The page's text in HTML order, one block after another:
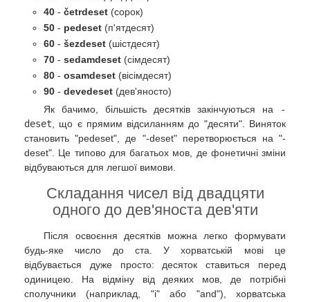
40 - četrdeset (сорок)
50 - pedeset (п'ятдесят)
60 - šezdeset (шістдесят)
70 - sedamdeset (сімдесят)
80 - osamdeset (вісімдесят)
90 - devedeset (дев'яносто)
Як бачимо, більшість десятків закінчуються на
-
deset , що є прямим відсиланням до "десяти". Виняток
становить "pedeset", де "-deset" перетворюється на "-
deset". Це типово для багатьох мов, де фонетичні зміни
відбуваються для легшої вимови.
Складання чисел від двадцяти
одного до дев'яноста дев'яти
Після освоєння десятків можна легко формувати
будь-яке число до ста. У хорватській мові це
відбувається дуже просто: десяток ставиться перед
одиницею. На відміну від деяких мов, де потрібні
сполучники (наприклад, "і" або "and"), хорватська